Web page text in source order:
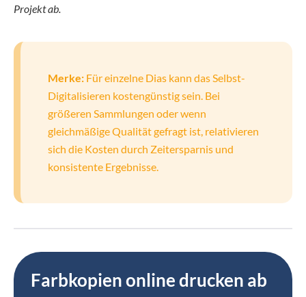
Projekt ab.
Merke: Für einzelne Dias kann das Selbst-
Digitalisieren kostengünstig sein. Bei
größeren Sammlungen oder wenn
gleichmäßige Qualität gefragt ist, relativieren
sich die Kosten durch Zeitersparnis und
konsistente Ergebnisse.
Farbkopien online drucken ab